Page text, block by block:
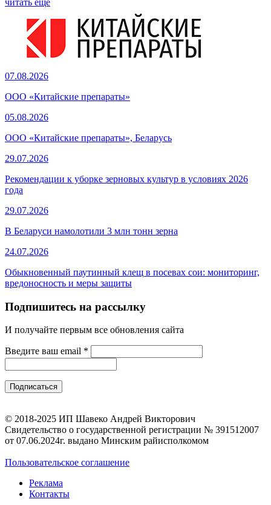
07.08.2026
ООО «Китайские препараты»
05.08.2026
ООО «Китайские препараты», Беларусь
29.07.2026
Рекомендации к уборке зерновых культур в условиях 2026
года
29.07.2026
В Беларуси намолотили 3 млн тонн зерна
24.07.2026
Обыкновенный паутинный клещ в посевах сои: мониторинг,
вредоносность и меры защиты
Подпишитесь на рассылку
И получайте первым все обновления сайта
Введите ваш email *
© 2018-2025 ИП Шавеко Андрей Викторович
Свидетельство о государственной регистрации № 391512007
от 07.06.2024г. выдано Минским райисполкомом
Пользовательское соглашение
Реклама
Контакты